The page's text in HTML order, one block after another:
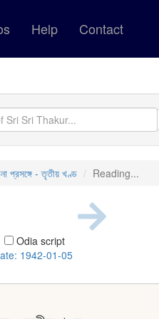
Help Contact
প্রসঙ্গে - তৃতীয় খণ্ড Reading...
Odia script
1942-01-05